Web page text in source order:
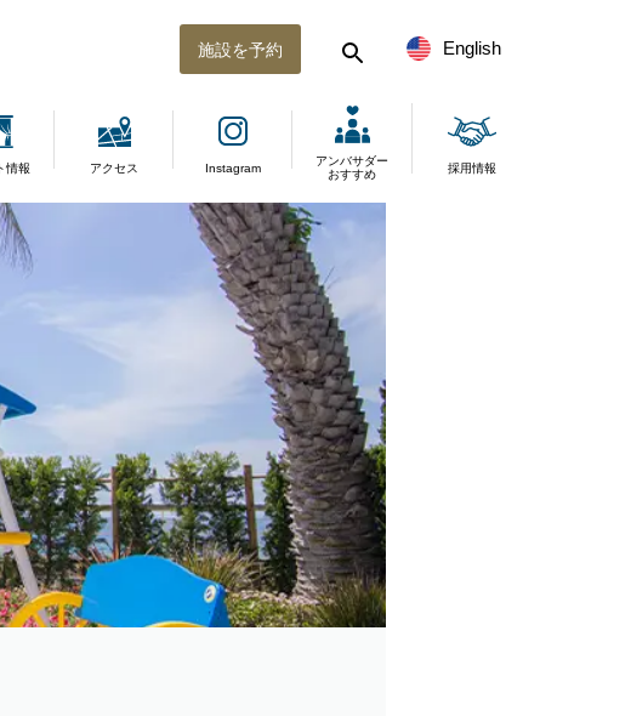
English
施設を予約
情報 アクセス Instagram
アンバサダー
おすすめ
採用情報